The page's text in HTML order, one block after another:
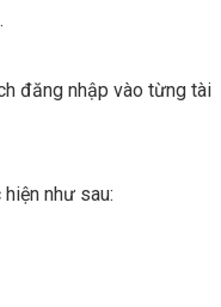
đăng nhập vào từng tài
như sau: